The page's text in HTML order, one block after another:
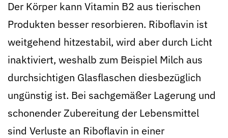
Der Körper kann Vitamin B2 aus tierischen
Produkten besser resorbieren. Riboflavin ist
weitgehend hitzestabil, wird aber durch Licht
inaktiviert, weshalb zum Beispiel Milch aus
durchsichtigen Glasflaschen diesbezüglich
ungünstig ist. Bei sachgemäßer Lagerung und
schonender Zubereitung der Lebensmittel
sind Verluste an Riboflavin in einer